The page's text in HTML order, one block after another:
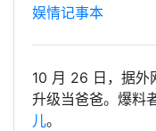
娱情记事本
10 月 26 日，据外
升级当爸爸。爆料
儿。